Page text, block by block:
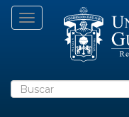
Pasar
Toggle navigation
Buscar